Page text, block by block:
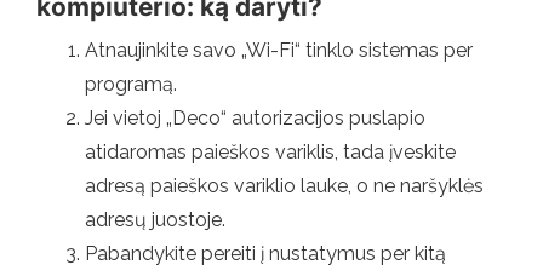
kompiuterio: ką daryti?
Atnaujinkite savo „Wi-Fi“ tinklo sistemas per
programą.
Jei vietoj „Deco“ autorizacijos puslapio
atidaromas paieškos variklis, tada įveskite
adresą paieškos variklio lauke, o ne naršyklės
adresų juostoje.
Pabandykite pereiti į nustatymus per kitą